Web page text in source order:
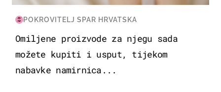
POKROVITELJ SPAR HRVATSKA
Omiljene proizvode za njegu sada
možete kupiti i usput, tijekom
nabavke namirnica...